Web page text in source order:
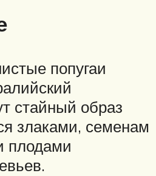
попугаи
стайный образ
злаками, семенам
плодами